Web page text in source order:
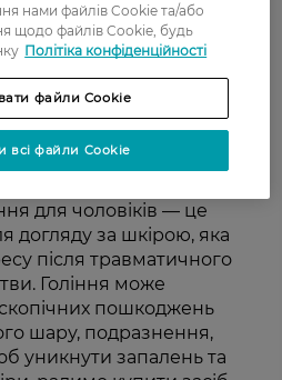
шкірі
для чоловіків — це
догляду за шкірою, яка
після травматичного
Гоління може
пошкоджень
шару, подразнення,
уникнути запалень та
нами файлів Cookie та/або
щодо файлів Cookie, будь
Політіка конфіденційності
файли Cookie
всі файли Cookie